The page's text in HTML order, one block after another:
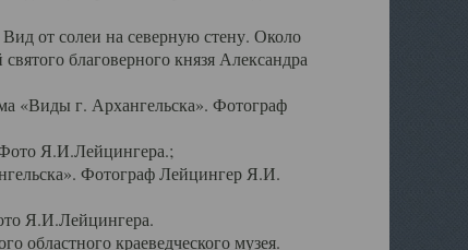
от солеи на северную стену. Около
благоверного князя Александра
«Виды г. Архангельска». Фотограф
Я.И.Лейцингера.;
Фотограф Лейцингер Я.И.
Я.И.Лейцингера.
областного краеведческого музея.